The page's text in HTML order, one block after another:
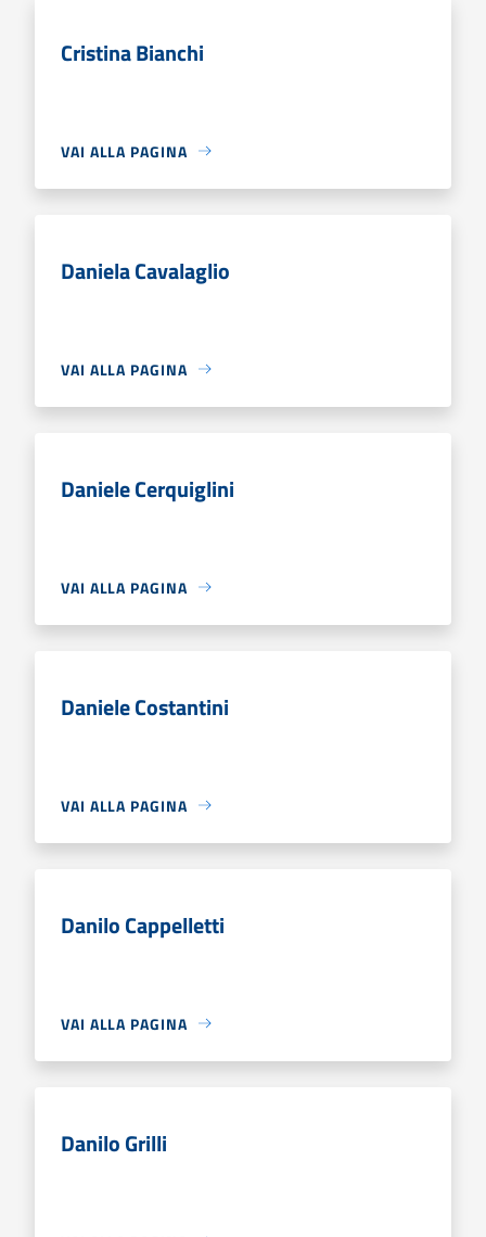
Cristina Bianchi
VAI ALLA PAGINA
Daniela Cavalaglio
VAI ALLA PAGINA
Daniele Cerquiglini
VAI ALLA PAGINA
Daniele Costantini
VAI ALLA PAGINA
Danilo Cappelletti
VAI ALLA PAGINA
Danilo Grilli